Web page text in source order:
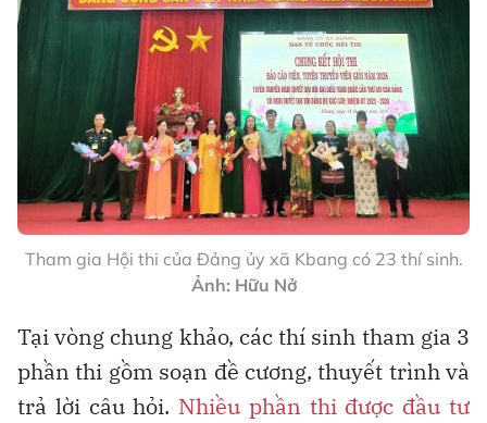
Tham gia Hội thi của Đảng ủy xã Kbang có 23 thí sinh.
Ảnh: Hữu Nở
Tại vòng chung khảo, các thí sinh tham gia 3
phần thi gồm soạn đề cương, thuyết trình và
trả lời câu hỏi. Nhiều phần thi được đầu tư